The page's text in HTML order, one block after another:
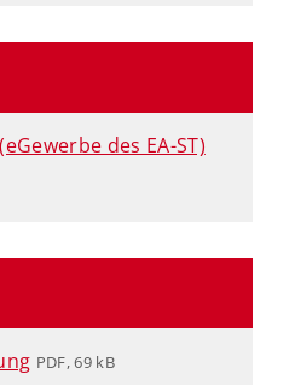
des EA-ST)
PDF, 69 kB